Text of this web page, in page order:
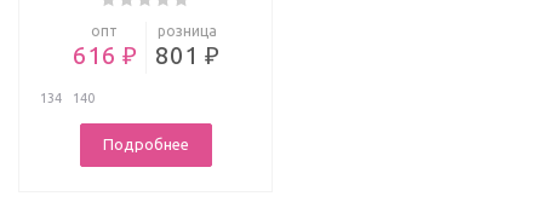
опт
616 ₽
розница
801 ₽
134 140
Подробнее